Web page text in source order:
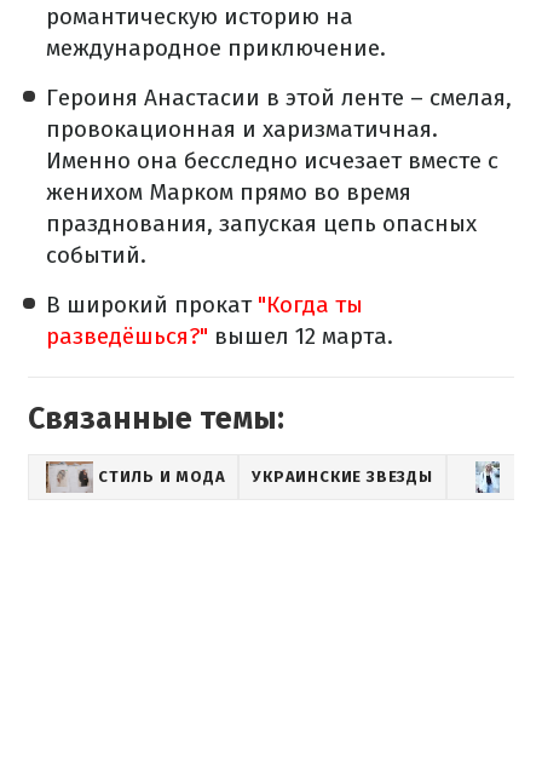
романтическую историю на
международное приключение.
Героиня Анастасии в этой ленте – смелая,
провокационная и харизматичная.
Именно она бесследно исчезает вместе с
женихом Марком прямо во время
празднования, запуская цепь опасных
событий.
В широкий прокат "Когда ты
разведёшься?" вышел 12 марта.
Связанные темы:
СТИЛЬ И МОДА УКРАИНСКИЕ ЗВЕЗДЫ